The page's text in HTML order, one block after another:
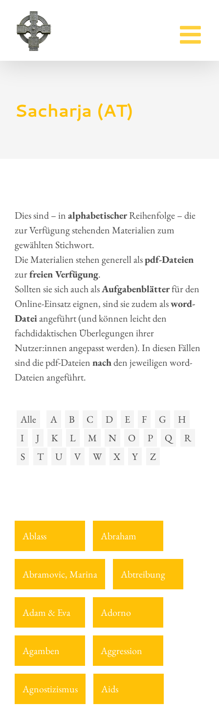
Inhalt
springen
Sacharja (AT)
Dies sind – inalphabetischerReihenfolge – die
zur Verfügung stehenden Materialien zum
gewählten Stichwort.
Die Materialien stehen generell alspdf-Dateien
zurfreien Verfügung.
Sollten sie sich auch alsAufgabenblätterfür den
Online-Einsatz eignen, sind sie zudem alsword-
Dateiangeführt (und können leicht den
fachdidaktischen Überlegungen ihrer
Nutzer:innen angepasst werden). In diesen Fällen
sind die pdf-Dateiennachden jeweiligen word-
Dateien angeführt.
Alle A B C D E F G
H
I
J K L M N O P Q
R
S
T U V W X Y Z
Ablass Abraham
Abramovic, Marina Abtreibung
Adam & Eva Adorno
Agamben Aggression
Agnostizismus Aids